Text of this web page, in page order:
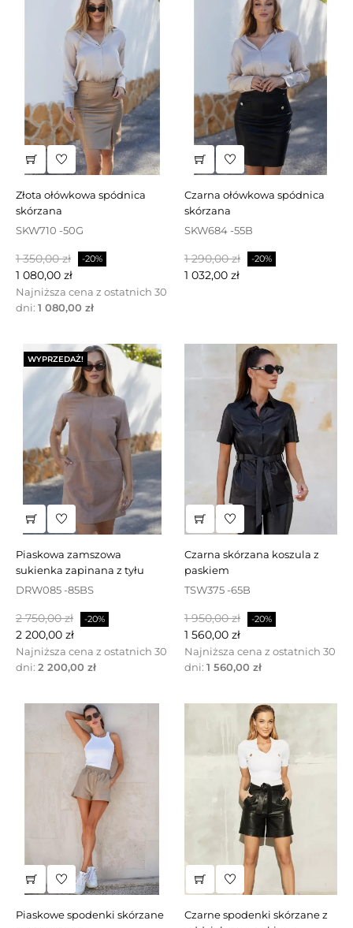
złota ołówkowa spódnica
skórzana
SKW710 -50G
Cena
podstawowa
1 350,00 zł -20%
1 080,00 zł
Najniższa cena z ostatnich 30
dni: 1 080,00 zł
czarna ołówkowa spódnica
skórzana
SKW684 -55B
Cena
podstawowa
1 290,00 zł -20%
1 032,00 zł
WYPRZEDAŻ!
piaskowa zamszowa
sukienka zapinana z tyłu
DRW085 -85BS
Cena
podstawowa
2 750,00 zł -20%
2 200,00 zł
Najniższa cena z ostatnich 30
dni: 2 200,00 zł
czarna skórzana koszula z
paskiem
TSW375 -65B
Cena
podstawowa
1 950,00 zł -20%
1 560,00 zł
Najniższa cena z ostatnich 30
dni: 1 560,00 zł
piaskowe spodenki skórzane
czarne spodenki skórzane z